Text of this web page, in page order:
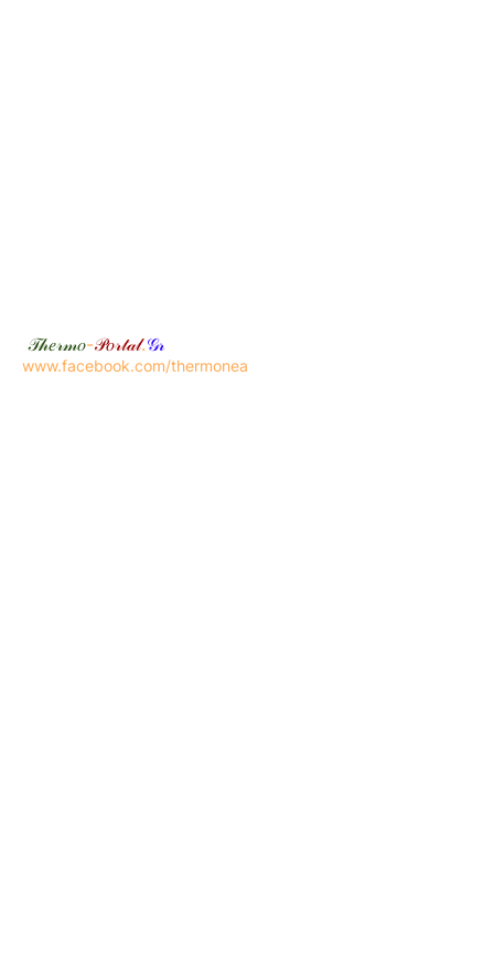
𝒯𝒽𝑒𝓇𝓂𝑜-𝒫𝑜𝓇𝓉𝒶𝓁.𝒢𝓇
www.facebook.com/thermonea